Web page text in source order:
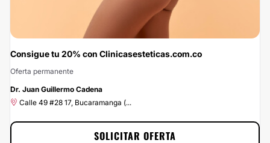
-20%
Consigue tu 20% con Clinicasesteticas.com.co
Oferta permanente
Dr. Juan Guillermo Cadena
Calle 49 #28 17, Bucaramanga (...
SOLICITAR OFERTA